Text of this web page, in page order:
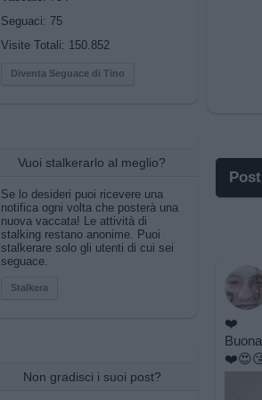
Seguaci: 75
Visite Totali: 150.852
Diventa Seguace di Tino
Vuoi stalkerarlo al meglio?
Se lo desideri puoi ricevere una
notifica ogni volta che posterà una
nuova vaccata! Le attività di
stalking restano anonime. Puoi
stalkerare solo gli utenti di cui sei
seguace.
Stalkera
Non gradisci i suoi post?
❤️